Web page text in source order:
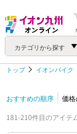
カテゴリから探す
トップ イオンバイク
おすすめの順序 価
181-210件目のアイテ